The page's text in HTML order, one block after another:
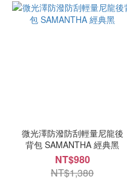
微光澤防潑防刮輕量尼龍後
背包 SAMANTHA 經典黑
NT$980
NT$1,380